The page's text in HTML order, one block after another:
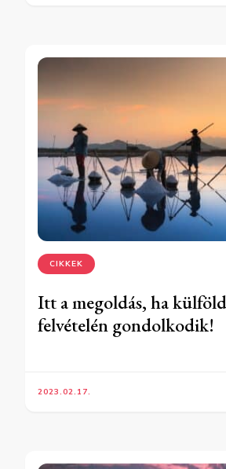
CIKKEK
Itt a megoldás, ha
felvételén gondolkodik!
2023.02.17.